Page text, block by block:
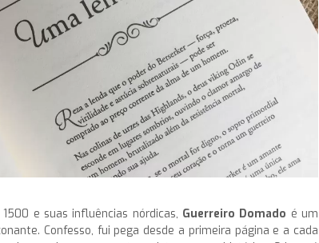
e suas influências nórdicas, Guerreiro Domado é um
Confesso, fui pega desde a primeira página e a cada